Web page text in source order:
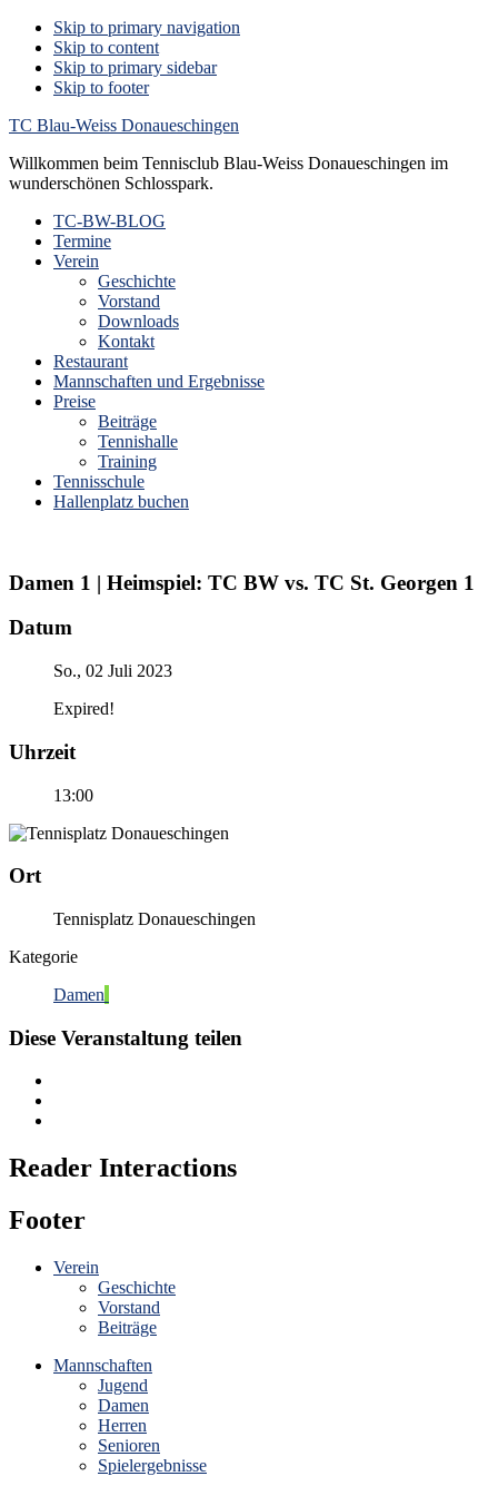
Skip to primary navigation
Skip to content
Skip to primary sidebar
Skip to footer
TC Blau-Weiss Donaueschingen
Willkommen beim Tennisclub Blau-Weiss Donaueschingen im
wunderschönen Schlosspark.
TC-BW-BLOG
Termine
Verein
Geschichte
Vorstand
Downloads
Kontakt
Restaurant
Mannschaften und Ergebnisse
Preise
Beiträge
Tennishalle
Training
Tennisschule
Hallenplatz buchen
Damen 1 | Heimspiel: TC BW vs. TC St. Georgen 1
Datum
So., 02 Juli 2023
Expired!
Uhrzeit
13:00
Ort
Tennisplatz Donaueschingen
Kategorie
Damen
Diese Veranstaltung teilen
Reader Interactions
Footer
Verein
Geschichte
Vorstand
Beiträge
Mannschaften
Jugend
Damen
Herren
Senioren
Spielergebnisse